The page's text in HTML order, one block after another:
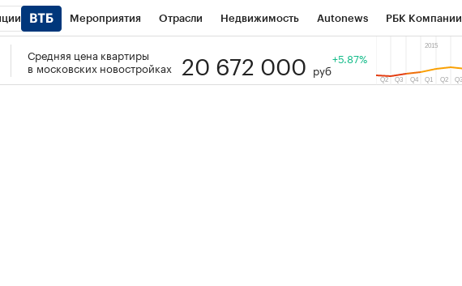
Мероприятия Отрасли Недвижимость Autonews РБК Компании
управления РБК РБК Образование Тренды
Средняя цена квартиры
в московских новостройках
20 672 000 руб
+5.87%